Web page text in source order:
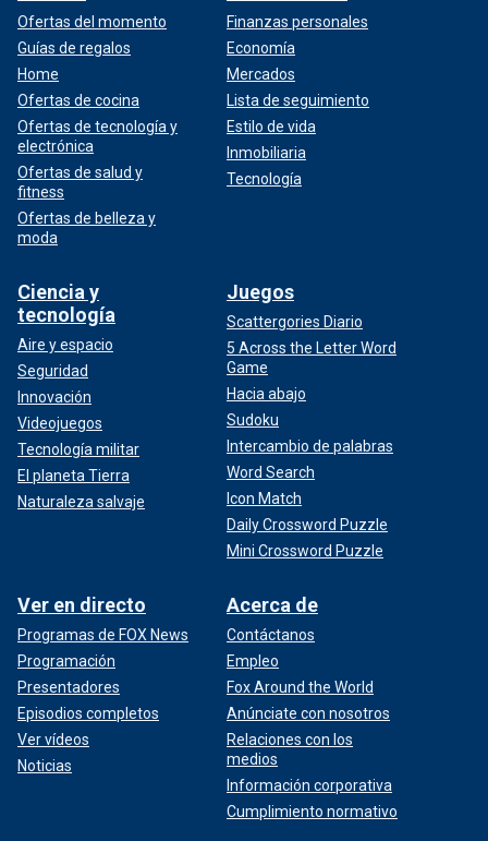
Ofertas del momento
Guías de regalos
Home
Ofertas de cocina
Ofertas de tecnología y
electrónica
Ofertas de salud y
fitness
Ofertas de belleza y
moda
Finanzas personales
Economía
Mercados
Lista de seguimiento
Estilo de vida
Inmobiliaria
Tecnología
Ciencia y
tecnología
Aire y espacio
Seguridad
Innovación
Videojuegos
Tecnología militar
El planeta Tierra
Naturaleza salvaje
Juegos
Scattergories Diario
5 Across the Letter Word
Game
Hacia abajo
Sudoku
Intercambio de palabras
Word Search
Icon Match
Daily Crossword Puzzle
Mini Crossword Puzzle
Ver en directo
Programas de FOX News
Programación
Presentadores
Episodios completos
Ver vídeos
Noticias
Acerca de
Contáctanos
Empleo
Fox Around the World
Anúnciate con nosotros
Relaciones con los
medios
Información corporativa
Cumplimiento normativo